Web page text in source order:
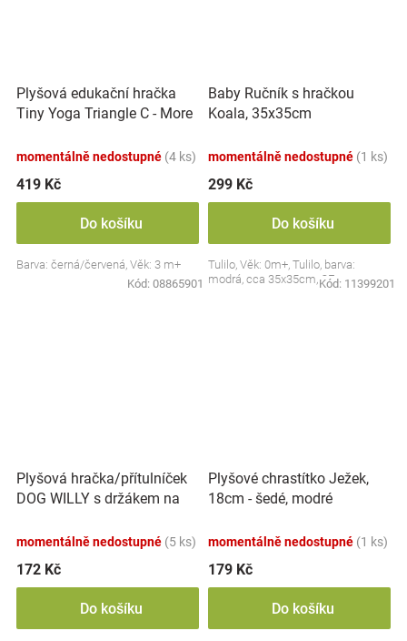
Plyšová edukační hračka
Tiny Yoga Triangle C - More
BabyOno
momentálně nedostupné (4 ks)
419 Kč
Do košíku
Barva: černá/červená, Věk: 3 m+
Kód: 08865901
Baby Ručník s hračkou
Koala, 35x35cm
momentálně nedostupné (1 ks)
299 Kč
Do košíku
Tulilo, Věk: 0m+, Tulilo, barva:
modrá, cca 35x35cm, CE
Kód: 11399201
Plyšová hračka/přítulníček
DOG WILLY s držákem na
momentálně nedostupné (5 ks)
172 Kč
Do košíku
Plyšové chrastítko Ježek,
18cm - šedé, modré
momentálně nedostupné (1 ks)
179 Kč
Do košíku